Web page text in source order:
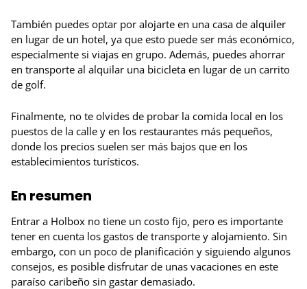
También puedes optar por alojarte en una casa de alquiler
en lugar de un hotel, ya que esto puede ser más económico,
especialmente si viajas en grupo. Además, puedes ahorrar
en transporte al alquilar una bicicleta en lugar de un carrito
de golf.
Finalmente, no te olvides de probar la comida local en los
puestos de la calle y en los restaurantes más pequeños,
donde los precios suelen ser más bajos que en los
establecimientos turísticos.
En resumen
Entrar a Holbox no tiene un costo fijo, pero es importante
tener en cuenta los gastos de transporte y alojamiento. Sin
embargo, con un poco de planificación y siguiendo algunos
consejos, es posible disfrutar de unas vacaciones en este
paraíso caribeño sin gastar demasiado.